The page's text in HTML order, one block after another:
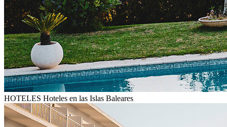
HOTELES Hoteles en las Islas Baleares